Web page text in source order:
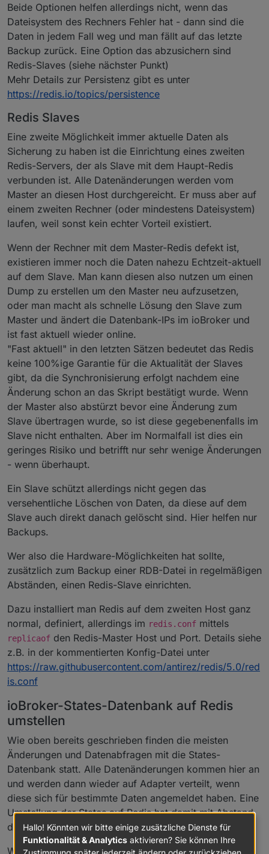
Beide Optionen helfen allerdings nicht, wenn das
Dateisystem des Rechners Fehler hat - dann sind die
Daten in jedem Fall weg und man fällt auf das letzte
Backup zurück. Eine Option das abzusichern sind
Redis-Slaves (siehe nächster Punkt)
Mehr Details zur Persistenz gibt es unter
https://redis.io/topics/persistence
Redis Slaves
Eine zweite Möglichkeit immer aktuelle Daten als
Sicherung zu haben ist die Einrichtung eines zweiten
Redis-Servers, der als Slave mit dem Haupt-Redis
verbunden ist. Alle Datenänderungen werden vom
Master an diesen Host durchgereicht. Er muss aber auf
einem zweiten Rechner (oder mindestens Dateisystem)
laufen, weil sonst kein echter Vorteil existiert.
Wenn der Rechner mit dem Master-Redis defekt ist,
existieren immer noch die Daten nahezu Echtzeit-aktuell
auf dem Slave. Man kann diesen also nutzen um einen
Dump zu erstellen um den Master neu aufzusetzen,
oder man macht als schnelle Lösung den Slave zum
Master und ändert die Datenbank-IPs im ioBroker und
ist fast aktuell wieder online.
"Fast aktuell" in den letzten Sätzen bedeutet das Redis
keine 100%ige Garantie für die Aktualität der Slaves
gibt, da die Synchronisierung erfolgt nachdem eine
Änderung schon an das Skript bestätigt wurde. Wenn
der Master also abstürzt bevor eine Änderung zum
Slave übertragen wurde, so ist diese gegebenenfalls im
Slave nicht enthalten. Aber im Normalfall ist dies ein
geringes Risiko und betrifft nur sehr wenige Änderungen
- wenn überhaupt.
Ein Slave schützt allerdings nicht gegen das
versehentliche Löschen von Daten, da diese auf dem
Slave auch direkt danach gelöscht sind. Hier helfen nur
Backups.
Wer also die Hardware-Möglichkeiten hat sollte,
zusätzlich zum Backup einer RDB-Datei in regelmäßigen
Abständen, einen Redis-Slave einrichten.
Dazu installiert man Redis auf dem zweiten Host ganz
normal, definiert, allerdings im redis.conf mittels
replicaof den Redis-Master Host und Port. Details siehe
z.B. in der kommentierten Konfig-Datei unter
https://raw.githubusercontent.com/antirez/redis/5.0/red
is.conf
ioBroker-States-Datenbank auf Redis
umstellen
Wie oben bereits geschrieben finden die meisten
Änderungen und Datenabfragen mit die States-
Datenbank statt. Alle Datenänderungen kommen hier an
und werden dann wieder auf Adapter verteilt, wenn
diese sich für bestimmte Daten angemeldet haben. Eine
Umstellung der States auf Redis hat damit mit Abstand
den größten und spürbarsten Performance-Effekt.
Wer nur die States-Datenbank umstellt, sollte den
Hallo! Könnten wir bitte einige zusätzliche Dienste für
Funktionalität & Analytics aktivieren? Sie können Ihre